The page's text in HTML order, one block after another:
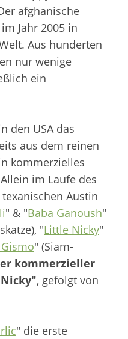
afghanische
Jahr 2005 in
Aus hunderten
nur wenige
ein
den USA das
aus dem reinen
kommerzielles
im Laufe des
Austin
" & "Baba Ganoush"
"Little Nicky"
" (Siam-
kommerzieller
, gefolgt von
" die erste